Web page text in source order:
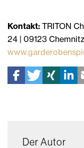
Kontakt: TRITON
24 | 09123
Der Autor